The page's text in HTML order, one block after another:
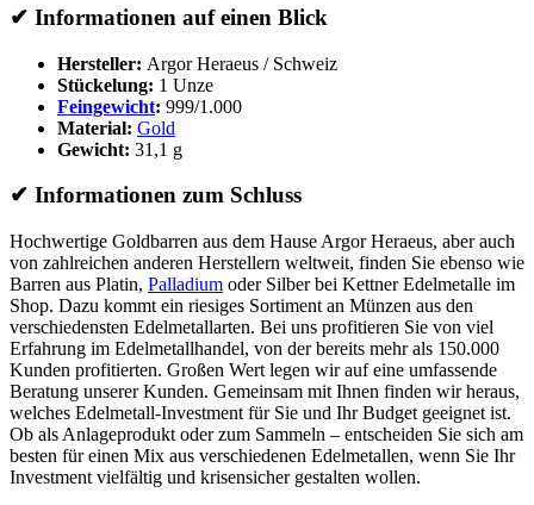
✔ Informationen auf einen Blick
Hersteller: Argor Heraeus / Schweiz
Stückelung: 1 Unze
Feingewicht: 999/1.000
Material: Gold
Gewicht: 31,1 g
✔ Informationen zum Schluss
Hochwertige Goldbarren aus dem Hause Argor Heraeus, aber auch
von zahlreichen anderen Herstellern weltweit, finden Sie ebenso wie
Barren aus Platin, Palladium oder Silber bei Kettner Edelmetalle im
Shop. Dazu kommt ein riesiges Sortiment an Münzen aus den
verschiedensten Edelmetallarten. Bei uns profitieren Sie von viel
Erfahrung im Edelmetallhandel, von der bereits mehr als 150.000
Kunden profitierten. Großen Wert legen wir auf eine umfassende
Beratung unserer Kunden. Gemeinsam mit Ihnen finden wir heraus,
welches Edelmetall-Investment für Sie und Ihr Budget geeignet ist.
Ob als Anlageprodukt oder zum Sammeln – entscheiden Sie sich am
besten für einen Mix aus verschiedenen Edelmetallen, wenn Sie Ihr
Investment vielfältig und krisensicher gestalten wollen.